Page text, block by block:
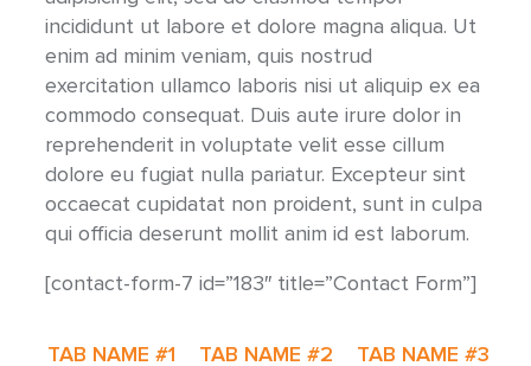
incididunt ut labore et dolore magna aliqua. Ut
enim ad minim veniam, quis nostrud
exercitation ullamco laboris nisi ut aliquip ex ea
commodo consequat. Duis aute irure dolor in
reprehenderit in voluptate velit esse cillum
dolore eu fugiat nulla pariatur. Excepteur sint
occaecat cupidatat non proident, sunt in culpa
qui officia deserunt mollit anim id est laborum.
[contact-form-7 id=”183″ title=”Contact Form”]
TAB NAME #1 TAB NAME #2 TAB NAME #3